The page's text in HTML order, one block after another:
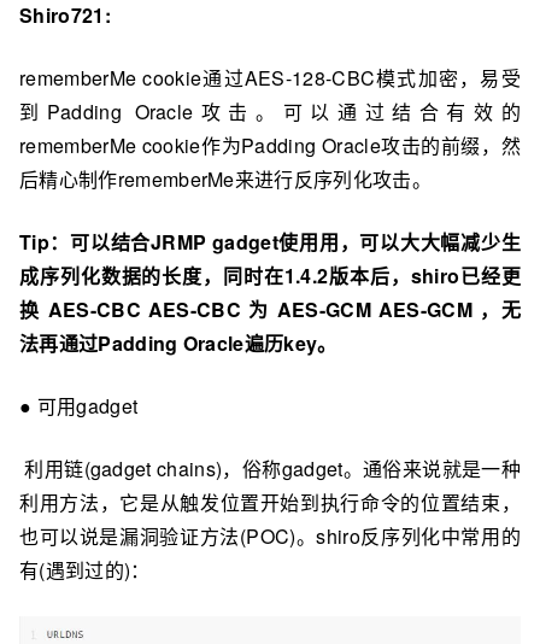
Shiro721:
rememberMe cookie通过AES-128-CBC模式加密，易受
到Padding Oracle攻击。可以通过结合有效的
rememberMe cookie作为Padding Oracle攻击的前缀，然
后精⼼制作rememberMe来进⾏反序列化攻击。
Tip：可以结合JRMP gadget使⽤用，可以⼤大幅减少生
成序列化数据的长度，同时在1.4.2版本后，shiro已经更
换 AES-CBC AES-CBC 为 AES-GCM AES-GCM ，无
法再通过Padding Oracle遍历key。
● 可用gadget
利⽤链(gadget chains)，俗称gadget。通俗来说就是一种
利⽤方法，它是从触发位置开始到执⾏命令的位置结束，
也可以说是漏洞验证方法(POC)。shiro反序列化中常⽤的
有(遇到过的)：